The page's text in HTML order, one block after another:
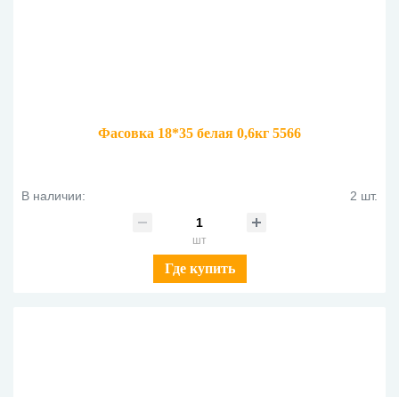
Фасовка 18*35 белая 0,6кг 5566
В наличии: 2 шт.
шт
Где купить